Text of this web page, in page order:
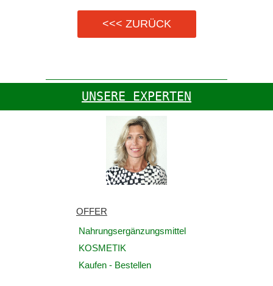
<<< ZURÜCK
UNSERE EXPERTEN
OFFER
Nahrungsergänzungsmittel
KOSMETIK
Kaufen - Bestellen